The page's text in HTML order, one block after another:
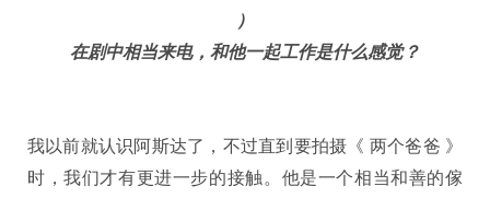
）
在剧中相当来电，和他一起工作是什么感觉？
我以前就认识阿斯达了，不过直到要拍摄《 两个爸爸 》
时，我们才有更进一步的接触。他是一个相当和善的傢